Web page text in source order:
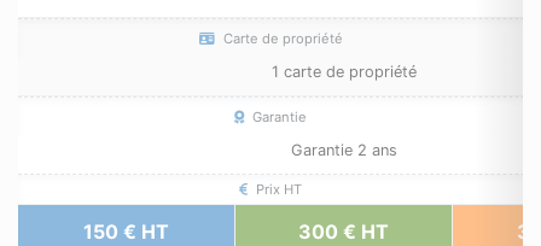
Carte de propriété
1 carte de propriété
Garantie
Garantie 2 ans
Prix HT
150 € HT 300 € HT